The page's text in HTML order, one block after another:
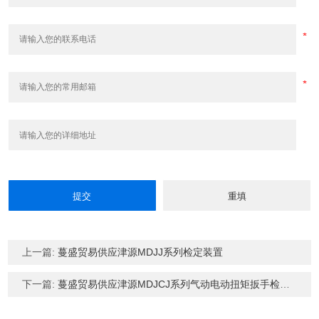
上一篇:蔓盛贸易供应津源MDJJ系列检定装置
下一篇:蔓盛贸易供应津源MDJCJ系列气动电动扭矩扳手检定仪